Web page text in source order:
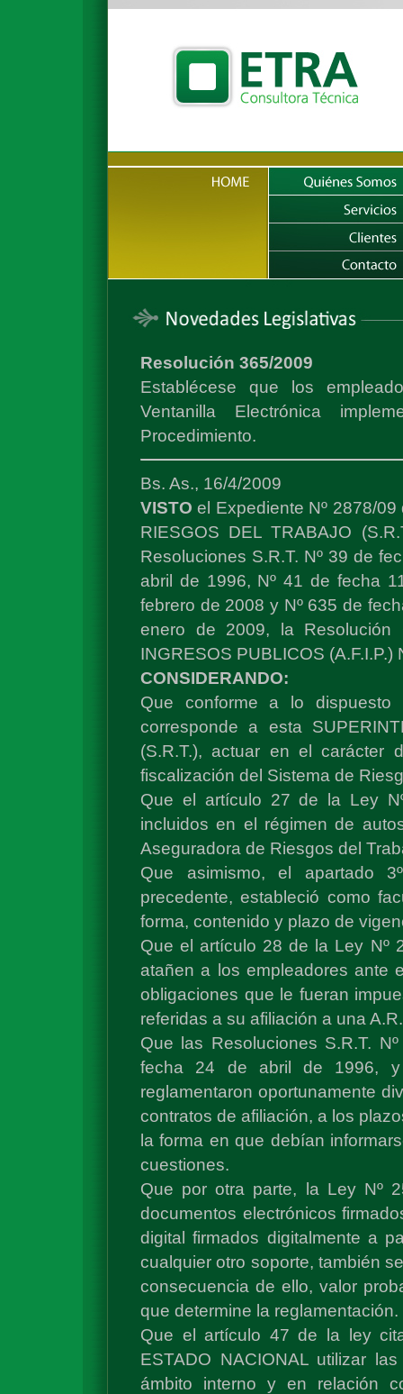
Resolución 365/2009
Establécese que los
Ventanilla Electrónica
Procedimiento.
Bs. As., 16/4/2009
VISTOel Expediente Nº 2878/
RIESGOS DEL TRABAJO
Resoluciones S.R.T. Nº 39 de
abril de 1996, Nº 41 de fecha
febrero de 2008 y Nº 635 de
enero de 2009, la Resolución
INGRESOS PUBLICOS
CONSIDERANDO:
Que conforme a lo
corresponde a esta
(S.R.T.), actuar en el carácter
fiscalización del Sistema de
Que el artículo 27 de la Ley
incluidos en el régimen de
Aseguradora de Riesgos del
Que asimismo, el apartado
precedente, estableció como
forma, contenido y plazo de
Que el artículo 28 de la Ley Nº
atañen a los empleadores ante
obligaciones que le fueran
referidas a su afiliación a una
Que las Resoluciones S.R.T.
fecha 24 de abril de 1996,
reglamentaron oportunamente
contratos de afiliación, a los
la forma en que debían
cuestiones.
Que por otra parte, la Ley Nº
documentos electrónicos
digital firmados digitalmente a
cualquier otro soporte, también
consecuencia de ello, valor
que determine la reglamentación.
Que el artículo 47 de la ley
ESTADO NACIONAL utilizar
ámbito interno y en relación